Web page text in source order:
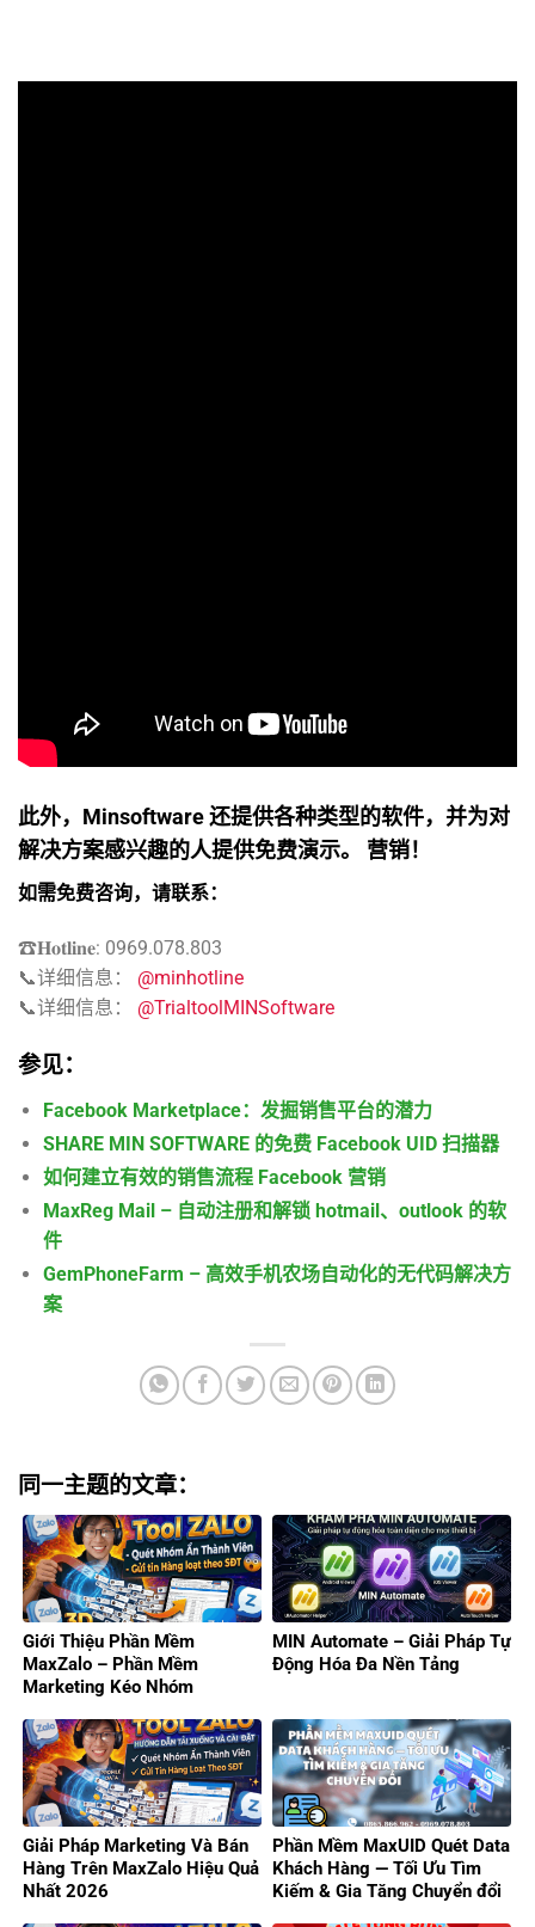
此外，Minsoftware 还提供各种类型的软件，并为对
解决方案感兴趣的人提供免费演示。 营销！
如需免费咨询，请联系：
☎𝐇𝐨𝐭𝐥𝐢𝐧𝐞: 0969.078.803
📞详细信息： @minhotline
📞详细信息： @TrialtoolMINSoftware
参见：
Facebook Marketplace：发掘销售平台的潜力
SHARE MIN SOFTWARE 的免费 Facebook UID 扫描器
如何建立有效的销售流程 Facebook 营销
MaxReg Mail – 自动注册和解锁 hotmail、outlook 的软
件
GemPhoneFarm – 高效手机农场自动化的无代码解决方
案
同一主题的文章：
Giới Thiệu Phần Mềm
MaxZalo – Phần Mềm
Marketing Kéo Nhóm
MIN Automate – Giải Pháp Tự
Động Hóa Đa Nền Tảng
Giải Pháp Marketing Và Bán
Hàng Trên MaxZalo Hiệu Quả
Nhất 2026
Phần Mềm MaxUID Quét Data
Khách Hàng — Tối Ưu Tìm
Kiếm & Gia Tăng Chuyển đổi